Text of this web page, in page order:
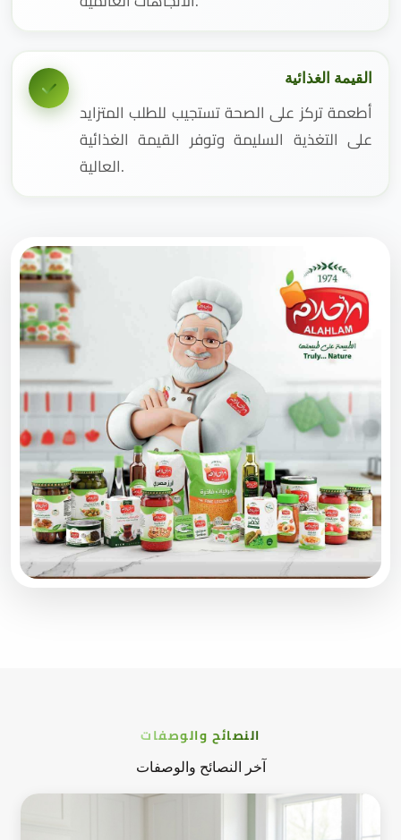
القيمة الغذائية
أطعمة تركز على الصحة تستجيب للطلب المتزايد
على التغذية السليمة وتوفر القيمة الغذائية
العالية.
النصائح والوصفات
آخر النصائح والوصفات